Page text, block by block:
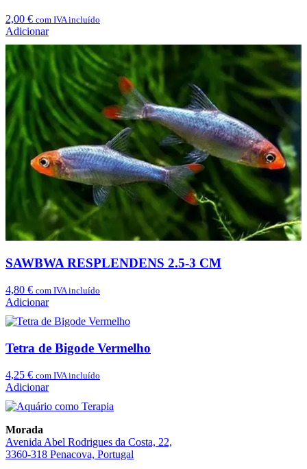
2,00 € com IVA incluído
Adicionar
SAWBWA RESPLENDENS 2.5-3 CM
4,80 € com IVA incluído
Adicionar
Tetra de Bigode Vermelho
4,25 € com IVA incluído
Adicionar
Morada
Avenida Abel Rodrigues da Costa, 22,
3360-318 Penacova, Portugal